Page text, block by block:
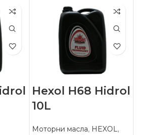
Hexol H68 Hidrol
10L
Моторни масла, HEXOL,